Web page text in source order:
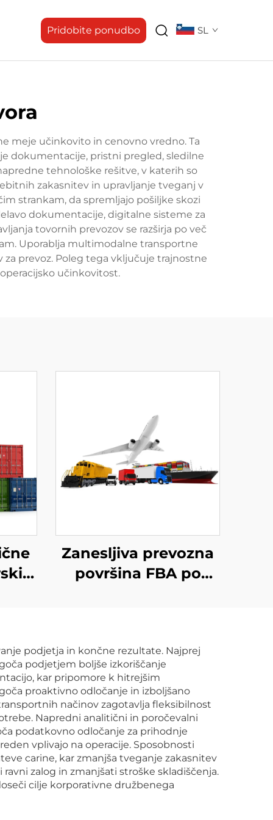
Pridobite ponudbo SL
meje učinkovito in cenovno vredno. Ta
dokumentacije, pristni pregled, sledilne
tehnološke rešitve, v katerih so
zakasnitev in upravljanje tveganj v
strankam, da spremljajo pošiljke skozi
dokumentacije, digitalne sisteme za
tovornih prevozov se razširja po več
Uporablja multimodalne transportne
prevoz. Poleg tega vključuje trajnostne
učinkovitost.
Zanesljiva prevozna
površina FBA po
Britanijo Avstralijo
Kanado Hitra
carinska odobritev
podjetja in končne rezultate. Najprej
podjetjem boljše izkoriščanje
kar pripomore k hitrejšim
proaktivno odločanje in izboljšano
načinov zagotavlja fleksibilnost
Napredni analitični in poročevalni
podatkovno odločanje za prihodnje
vplivajo na operacije. Sposobnosti
carine, kar zmanjša tveganje zakasnitev
zalog in zmanjšati stroške skladiščenja.
cilje korporativne družbenega